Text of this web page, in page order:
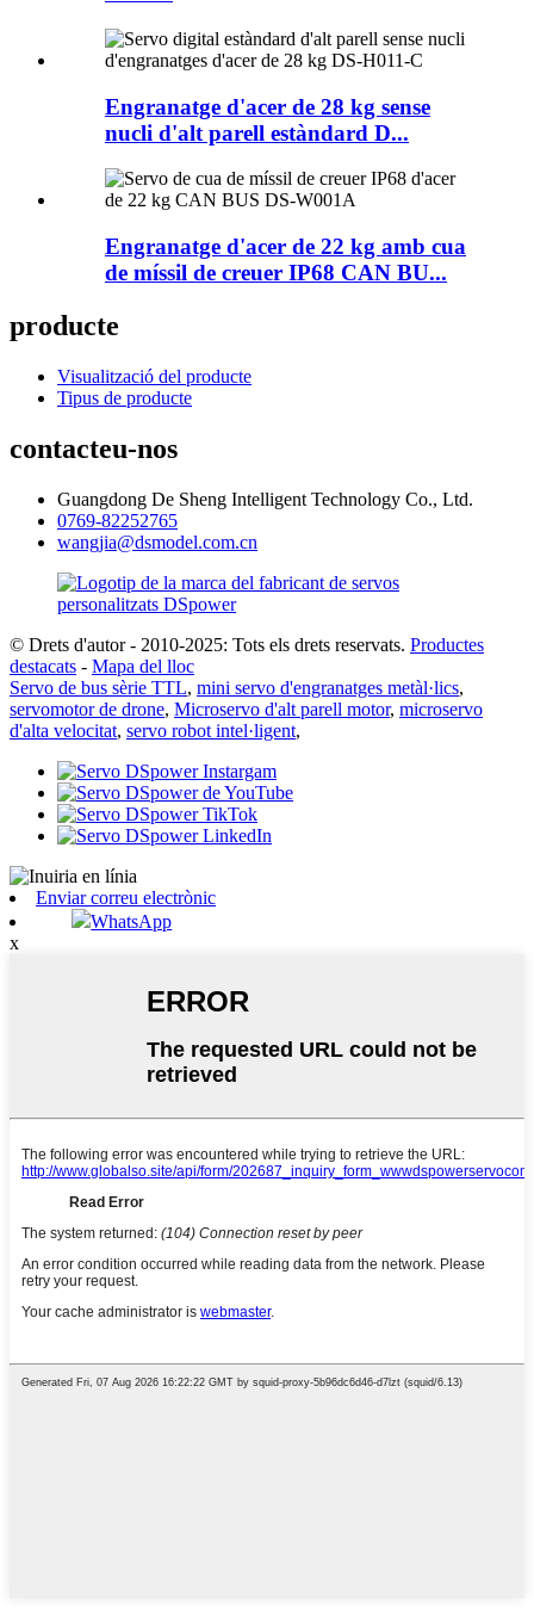
Engranatge d'acer de 28 kg sense
nucli d'alt parell estàndard D...
Engranatge d'acer de 22 kg amb cua
de míssil de creuer IP68 CAN BU...
producte
Visualització del producte
Tipus de producte
contacteu-nos
Guangdong De Sheng Intelligent Technology Co., Ltd.
0769-82252765
wangjia@dsmodel.com.cn
© Drets d'autor - 2010-2025: Tots els drets reservats. Productes
destacats - Mapa del lloc
Servo de bus sèrie TTL, mini servo d'engranatges metàl·lics,
servomotor de drone, Microservo d'alt parell motor, microservo
d'alta velocitat, servo robot intel·ligent,
Enviar correu electrònic
WhatsApp
x